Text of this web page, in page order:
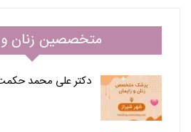
متخصصین زنان و
دکتر علی محمد